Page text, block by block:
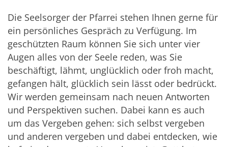
Die Seelsorger der Pfarrei stehen Ihnen gerne für
ein persönliches Gespräch zu Verfügung. Im
geschützten Raum können Sie sich unter vier
Augen alles von der Seele reden, was Sie
beschäftigt, lähmt, unglücklich oder froh macht,
gefangen hält, glücklich sein lässt oder bedrückt.
Wir werden gemeinsam nach neuen Antworten
und Perspektiven suchen. Dabei kann es auch
um das Vergeben gehen: sich selbst vergeben
und anderen vergeben und dabei entdecken, wie